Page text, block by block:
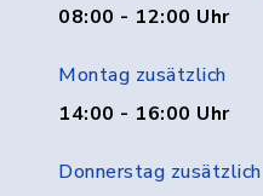
08:00 - 12:00 Uhr
Montag zusätzlich
14:00 - 16:00 Uhr
Donnerstag zusätzlich